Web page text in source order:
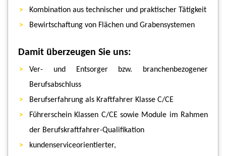
Kombination aus technischer und praktischer Tätigkeit
Bewirtschaftung von Flächen und Grabensystemen
Damit überzeugen Sie uns:
Ver- und Entsorger bzw. branchenbezogener
Berufsabschluss
Berufserfahrung als Kraftfahrer Klasse C/CE
Führerschein Klassen C/CE sowie Module im Rahmen
der Berufskraftfahrer-Qualifikation
kundenserviceorientierter,